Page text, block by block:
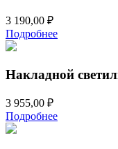
3 190,00 ₽
Подробнее
Накладной
3 955,00 ₽
Подробнее